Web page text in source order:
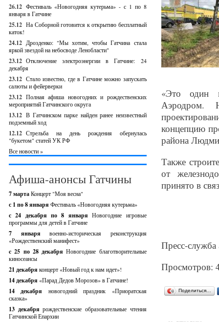
26.12 Фестиваль «Новогодняя кутерьма» - с 1 по 8
января в Гатчине
25.12 На Соборной готовится к открытию бесплатный
каток!
24.12 Дрозденко: "Мы хотим, чтобы Гатчина стала
яркой звездой на небосводе Ленобласти"
23.12 Отключение электроэнергии в Гатчине: 24
декабря
23.12 Стало известно, где в Гатчине можно запускать
салюты и фейерверки
23.12 Полная афиша новогодних и рождественских
мероприятий Гатчинского округа
13.12 В Гатчинском парке найден ранее неизвестный
подземный ход
12.12 Стрельба на день рождения обернулась
"букетом" статей УК РФ
Все новости »
Афиша-анонсы Гатчины
7 мартаКонцерт "Моя весна"
с 1 по 8 января Фестиваль «Новогодняя кутерьма»
с 24 декабря по 8 январяНовогодние игровые
программы для детей в Гатчине
7 январявоенно-историческая реконструкция
«Рождественский манифест»
c 25 по 28 декабряНовогодние благотворительные
киносеансы
21 декабря концерт «Новый год к нам идет»!
14 декабря «Парад Дедов Морозов» в Гатчине!
14 декабря новогодний праздник «Приоратская
сказка»
13 декабрярождественские образовательные чтения
Гатчинской Епархии
«Это один
Аэродром.
концепцию
района
Также
от
принято в
Пресс-служба
Просмотров:
Поделиться…